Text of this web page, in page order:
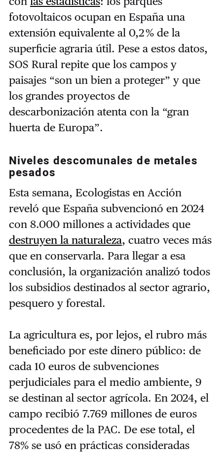
fotovoltaicos ocupan en España una
extensión equivalente al 0,2 % de la
superficie agraria útil. Pese a estos datos,
SOS Rural repite que los campos y
paisajes “son un bien a proteger” y que
los grandes proyectos de
descarbonización atenta con la “gran
huerta de Europa”.
Niveles descomunales de metales
pesados
Esta semana, Ecologistas en Acción
reveló que España subvencionó en 2024
con 8.000 millones a actividades que
destruyen la naturaleza, cuatro veces más
que en conservarla. Para llegar a esa
conclusión, la organización analizó todos
los subsidios destinados al sector agrario,
pesquero y forestal.
La agricultura es, por lejos, el rubro más
beneficiado por este dinero público: de
cada 10 euros de subvenciones
perjudiciales para el medio ambiente, 9
se destinan al sector agrícola. En 2024, el
campo recibió 7.769 millones de euros
procedentes de la PAC. De ese total, el
78% se usó en prácticas consideradas